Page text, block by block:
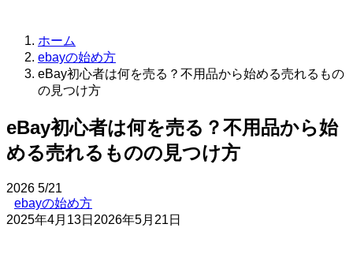
ホーム
ebayの始め方
eBay初心者は何を売る？不用品から始める売れるもの
の見つけ方
eBay初心者は何を売る？不用品から始
める売れるものの見つけ方
2026 5/21
ebayの始め方
2025年4月13日 2026年5月21日